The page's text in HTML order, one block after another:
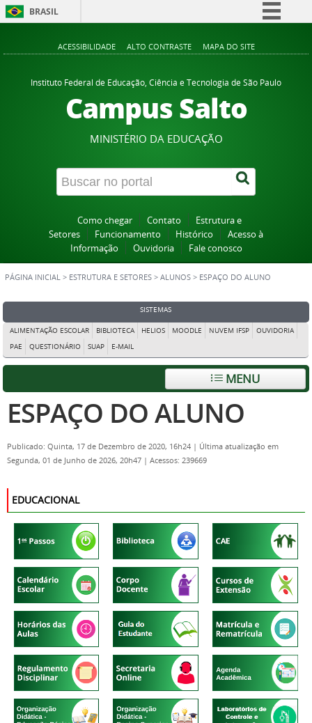
BRASIL
Comunica BR
Participe
Acesso à informação
Canais
ACESSIBILIDADE ALTO CONTRASTE MAPA DO SITE
Instituto Federal de Educação, Ciência e Tecnologia de São Paulo
Campus Salto
MINISTÉRIO DA EDUCAÇÃO
Como chegar Contato
Estrutura e
Setores
Funcionamento Histórico
Acesso à
Informação
Ouvidoria Fale conosco
PÁGINA INICIAL > ESTRUTURA E SETORES > ALUNOS > ESPAÇO DO ALUNO
SISTEMAS
ALIMENTAÇÃO ESCOLAR BIBLIOTECA HELIOS MOODLE NUVEM IFSP
OUVIDORIA
PAE
QUESTIONÁRIO SUAP E-MAIL
MENU
ESPAÇO DO ALUNO
Publicado: Quinta, 17 de Dezembro de 2020, 16h24 | Última atualização em
Segunda, 01 de Junho de 2026, 20h47 | Acessos: 239669
EDUCACIONAL